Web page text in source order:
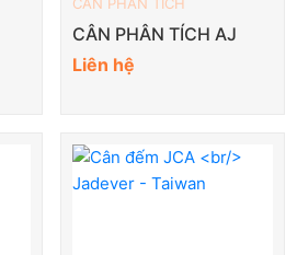
CÂN PHÂN TÍCH AJ
Liên hệ